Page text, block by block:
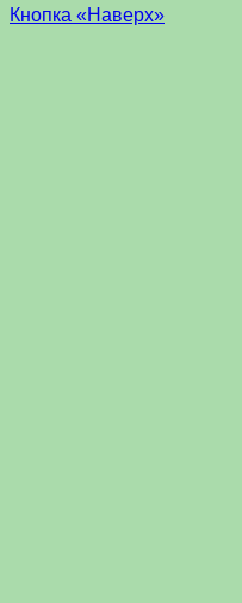
Кнопка «Наверх»